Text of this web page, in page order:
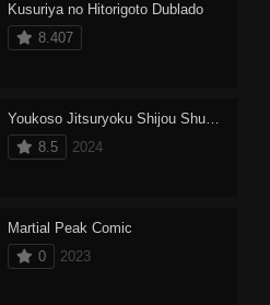
Kusuriya no Hitorigoto Dublado
8.407
Youkoso Jitsuryoku Shijou Shugi no Kyoushitsu e 3
8.5
2024
Martial Peak Comic
0
2023